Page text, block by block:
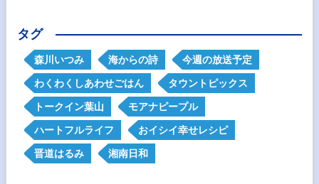
タグ
森川いつみ 海からの詩 今週の放送予定
わくわくしあわせごはん タウントピックス
トークイン葉山 モアナピープル
ハートフルライフ おイシイ幸せレシピ
晋道はるみ 湘南日和